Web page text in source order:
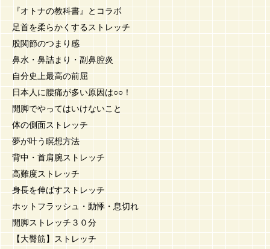
『オトナの教科書』とコラボ
足首を柔らかくするストレッチ
股関節のつまり感
鼻水・鼻詰まり・副鼻腔炎
自分史上最高の前屈
日本人に腰痛が多い原因は○○！
開脚でやってはいけないこと
体の側面ストレッチ
夢が叶う瞑想方法
背中・首肩腕ストレッチ
高難度ストレッチ
身長を伸ばすストレッチ
ホットフラッシュ・動悸・息切れ
開脚ストレッチ３０分
【大臀筋】ストレッチ